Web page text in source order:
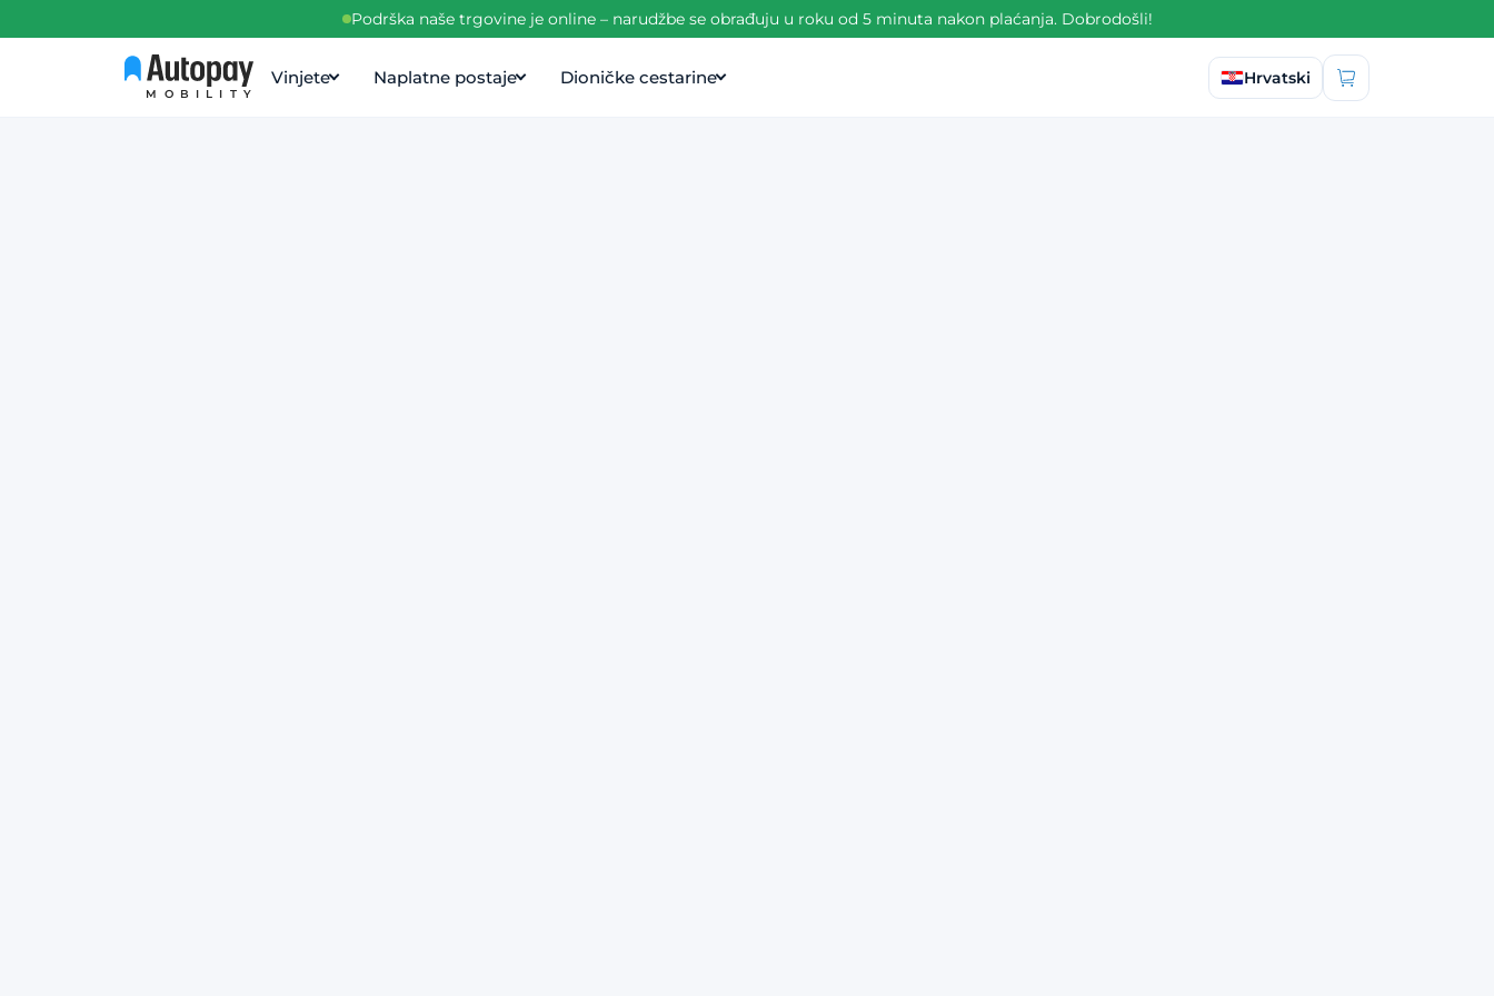
Podrška naše trgovine je online – narudžbe se obrađuju u roku od 5 minuta nakon plaćanja. Dobrodošli!
MOBILITY
Vinjete Naplatne postaje Dioničke cestarine
Odaberite jezik
Hrvatski